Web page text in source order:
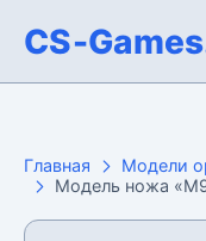
CS-
Главная
Модели
Модель ножа